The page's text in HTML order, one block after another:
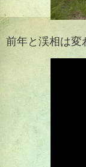
前年と渓相は変